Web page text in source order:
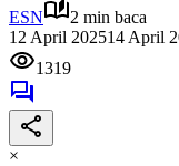
ESN
2 min baca
12 April 202514 April
1319
×